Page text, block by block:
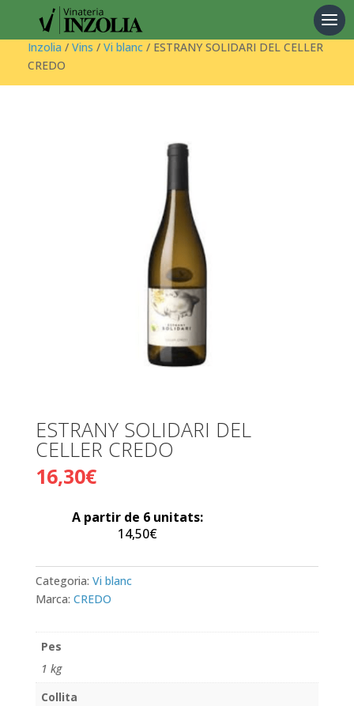
Products
search
Inzolia / Vins / Vi blanc / ESTRANY SOLIDARI DEL CELLER
CREDO
ESTRANY SOLIDARI DEL
CELLER CREDO
16,30€
A partir de 6 unitats:
14,50€
Categoria: Vi blanc
Marca: CREDO
Pes
1 kg
Collita